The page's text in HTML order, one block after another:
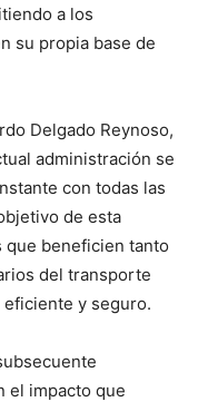
a los
su propia base de
Delgado Reynoso,
administración se
con todas las
de esta
que beneficien tanto
del transporte
y seguro.
el impacto que